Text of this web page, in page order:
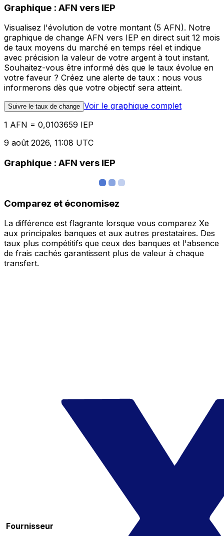
Graphique : AFN vers IEP
Visualisez l'évolution de votre montant (5 AFN). Notre
graphique de change AFN vers IEP en direct suit 12 mois
de taux moyens du marché en temps réel et indique
avec précision la valeur de votre argent à tout instant.
Souhaitez-vous être informé dès que le taux évolue en
votre faveur ? Créez une alerte de taux : nous vous
informerons dès que votre objectif sera atteint.
Suivre le taux de change Voir le graphique complet
1 AFN = 0,0103659 IEP
9 août 2026, 11:08 UTC
Graphique : AFN vers IEP
Comparez et économisez
La différence est flagrante lorsque vous comparez Xe
aux principales banques et aux autres prestataires. Des
taux plus compétitifs que ceux des banques et l'absence
de frais cachés garantissent plus de valeur à chaque
transfert.
Fournisseur